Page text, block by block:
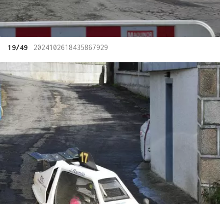
19/49 2024102618435867929